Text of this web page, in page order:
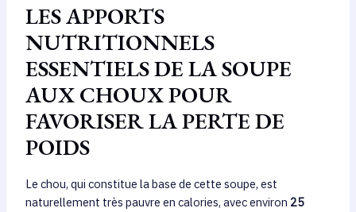
LES APPORTS
NUTRITIONNELS
ESSENTIELS DE LA SOUPE
AUX CHOUX POUR
FAVORISER LA PERTE DE
POIDS
Le chou, qui constitue la base de cette soupe, est
naturellement très pauvre en calories, avec environ 25